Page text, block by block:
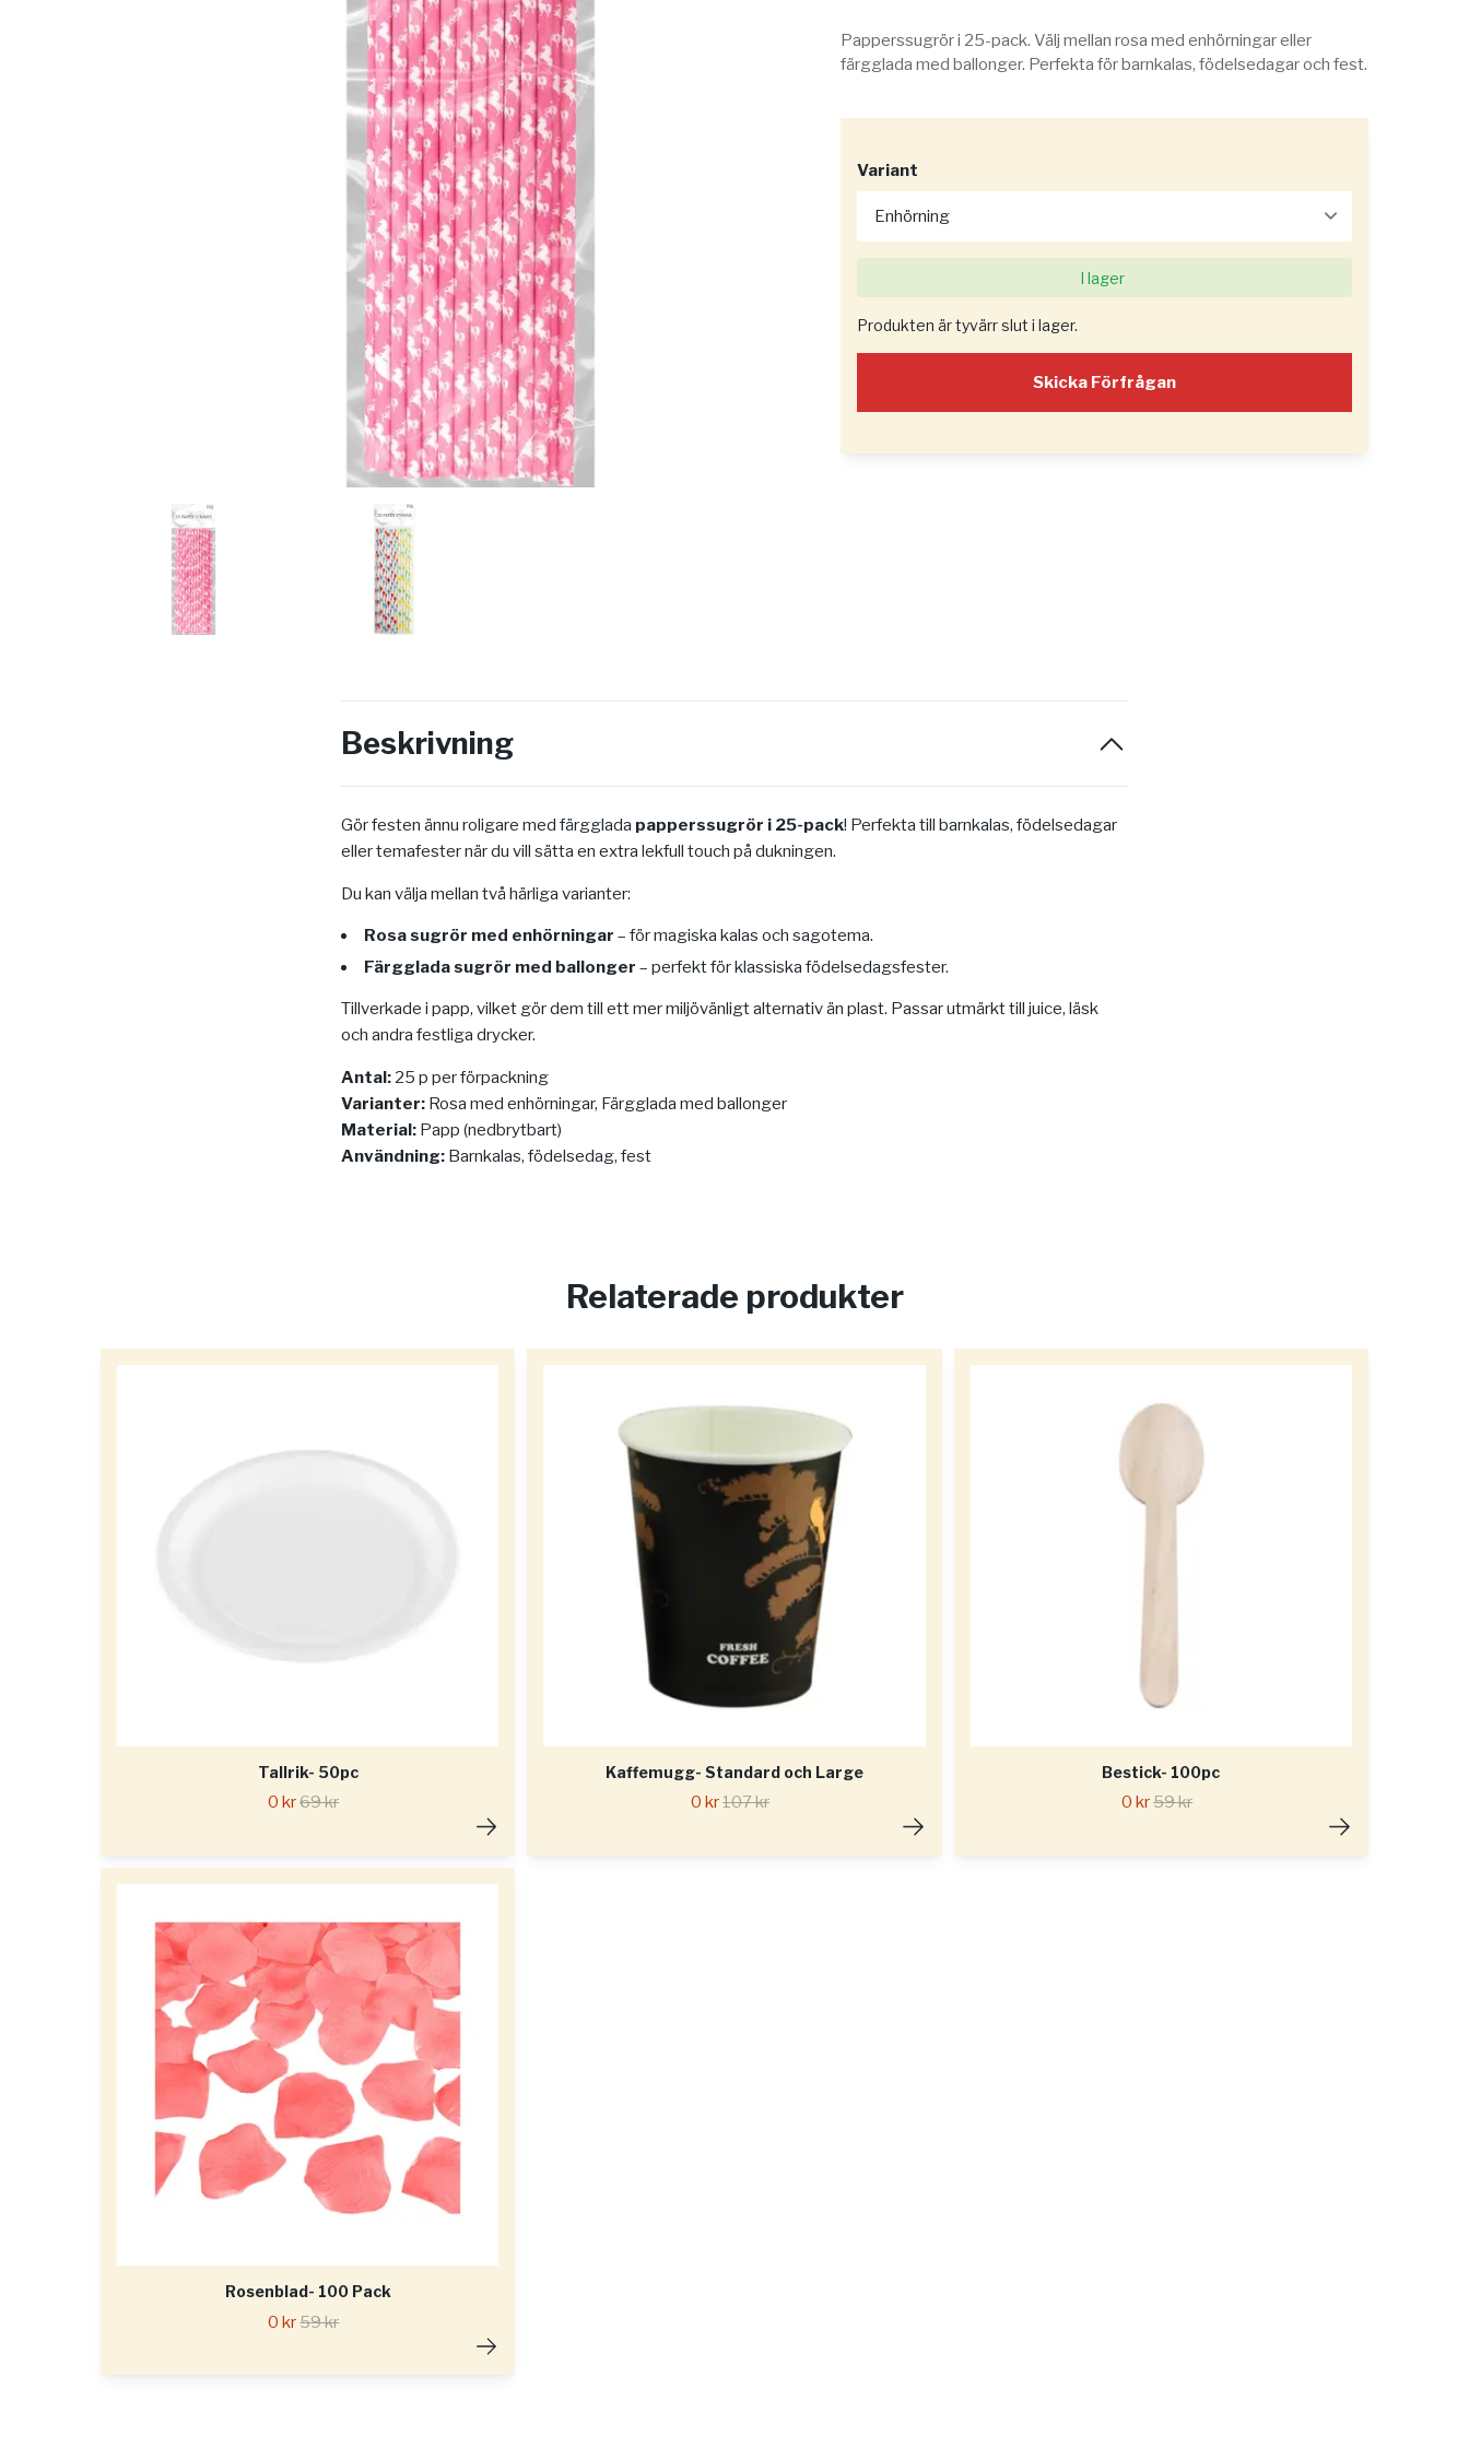
Papperssugrör i 25-pack. Välj mellan rosa med enhörningar eller
färgglada med ballonger. Perfekta för barnkalas, födelsedagar och fest.
Variant
I lager
Produkten är tyvärr slut i lager.
Skicka Förfrågan
Beskrivning
Gör festen ännu roligare med färgglada papperssugrör i 25-pack! Perfekta till barnkalas, födelsedagar
eller temafester när du vill sätta en extra lekfull touch på dukningen.
Du kan välja mellan två härliga varianter:
Rosa sugrör med enhörningar – för magiska kalas och sagotema.
Färgglada sugrör med ballonger – perfekt för klassiska födelsedagsfester.
Tillverkade i papp, vilket gör dem till ett mer miljövänligt alternativ än plast. Passar utmärkt till juice, läsk
och andra festliga drycker.
Antal: 25 p per förpackning
Varianter: Rosa med enhörningar, Färgglada med ballonger
Material: Papp (nedbrytbart)
Användning: Barnkalas, födelsedag, fest
Relaterade produkter
Tallrik- 50pc
0 kr69 kr
Kaffemugg- Standard och Large
0 kr107 kr
Bestick- 100pc
0 kr59 kr
Rosenblad- 100 Pack
0 kr59 kr